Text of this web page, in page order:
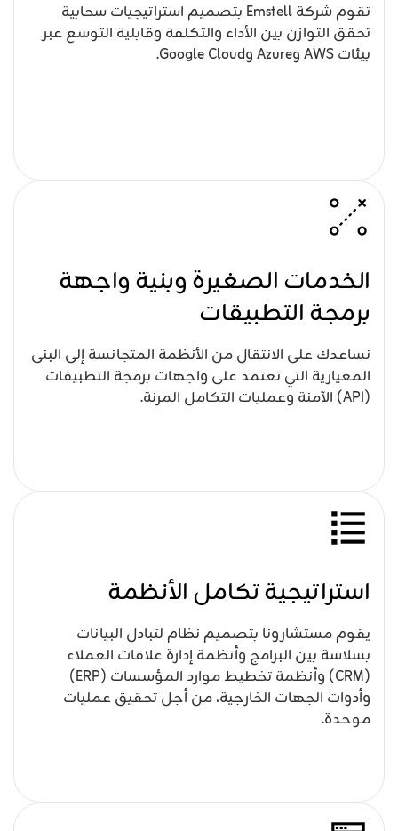
تقوم شركة Emstell بتصميم استراتيجيات سحابية
تحقق التوازن بين الأداء والتكلفة وقابلية التوسع عبر
بيئات AWS وAzure وGoogle Cloud.
الخدمات الصغيرة وبنية واجهة
برمجة التطبيقات
نساعدك على الانتقال من الأنظمة المتجانسة إلى البنى
المعيارية التي تعتمد على واجهات برمجة التطبيقات
(API) الآمنة وعمليات التكامل المرنة.
استراتيجية تكامل الأنظمة
يقوم مستشارونا بتصميم نظام لتبادل البيانات
بسلاسة بين البرامج وأنظمة إدارة علاقات العملاء
(CRM) وأنظمة تخطيط موارد المؤسسات (ERP)
وأدوات الجهات الخارجية، من أجل تحقيق عمليات
موحدة.